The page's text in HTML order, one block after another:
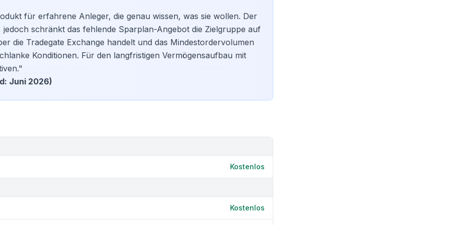
für erfahrene Anleger, die genau wissen, was sie wollen. Der
schränkt das fehlende Sparplan-Angebot die Zielgruppe auf
die Tradegate Exchange handelt und das Mindestordervolumen
Konditionen. Für den langfristigen Vermögensaufbau mit
Juni 2026)
Kostenlos
Kostenlos